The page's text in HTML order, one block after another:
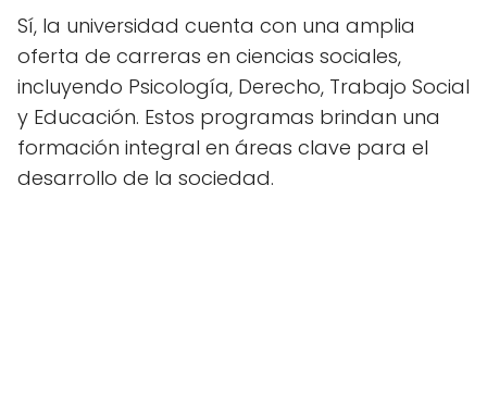
Sí, la universidad cuenta con una amplia
oferta de carreras en ciencias sociales,
incluyendo Psicología, Derecho, Trabajo Social
y Educación. Estos programas brindan una
formación integral en áreas clave para el
desarrollo de la sociedad.